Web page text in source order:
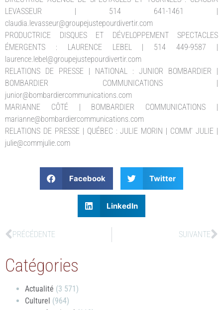
LEVASSEUR | 514 641-1461 |
claudia.levasseur@groupejustepourdivertir.com
PRODUCTRICE DISQUES ET DÉVELOPPEMENT SPECTACLES
ÉMERGENTS : LAURENCE LEBEL | 514 449-9587 |
laurence.lebel@groupejustepourdivertir.com
RELATIONS DE PRESSE | NATIONAL : JUNIOR BOMBARDIER |
BOMBARDIER COMMUNICATIONS |
junior@bombardiercommunications.com
MARIANNE CÔTÉ | BOMBARDIER COMMUNICATIONS |
marianne@bombardiercommunications.com
RELATIONS DE PRESSE | QUÉBEC : JULIE MORIN | COMM’ JULIE |
julie@commjulie.com
Facebook Twitter
LinkedIn
PRÉCÉDENTE SUIVANTE
Catégories
Actualité (3 571)
Culturel (964)